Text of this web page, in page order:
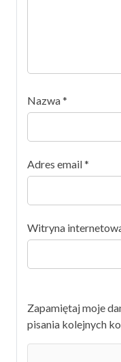
Nazwa*
Adres email*
Witryna
Zapamiętaj moje
pisania kolejnych